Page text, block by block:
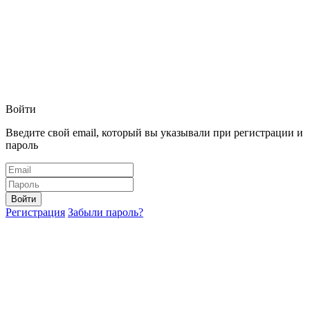
Войти
Введите свой email, который вы указывали при регистрации и
пароль
Войти
Регистрация Забыли пароль?